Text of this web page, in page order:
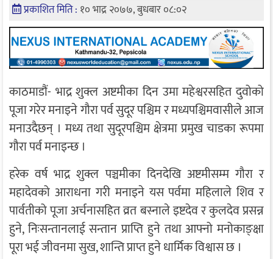
प्रकाशित मिति : १० भाद्र २०७७, बुधबार ०८:०२
काठमाडौं- भाद्र शुक्ल अष्टमीका दिन उमा महेश्वरसहित दुवोको
पूजा गरेर मनाइने गौरा पर्व सुदूर पश्चिम र मध्यपश्चिमवासीले आज
मनाउदैछन् । मध्य तथा सुदूरपश्चिम क्षेत्रमा प्रमुख चाडका रूपमा
गौरा पर्व मनाइन्छ ।
हरेक वर्ष भाद्र शुक्ल पञ्चमीका दिनदेखि अष्टमीसम्म गौरा र
महादेवको आराधना गरी मनाइने यस पर्वमा महिलाले शिव र
पार्वतीको पूजा अर्चनासहित व्रत बस्नाले इष्टदेव र कुलदेव प्रसन्न
हुने, निःसन्तानलाई सन्तान प्राप्ति हुने तथा आफ्नो मनोकाङ्क्षा
पूरा भई जीवनमा सुख, शान्ति प्राप्त हुने धार्मिक विश्वास छ ।